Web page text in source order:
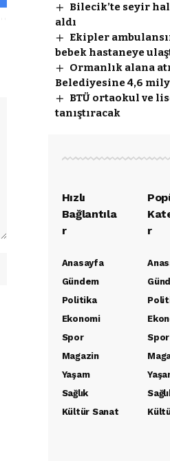
Bilecik’te seyir
aldı
Ekipler
bebek hastaneye
Ormanlık alana
Belediyesine 4,6
BTÜ ortaokul ve
tanıştıracak
Hızlı
Bağlantıla
r
Anasayfa
Gündem
Politika
Ekonomi
Spor
Magazin
Yaşam
Sağlık
Kültür Sanat
r
Spor